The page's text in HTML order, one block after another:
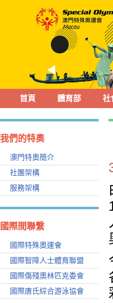
首頁 體育部 社
我們的特奧
澳門特奧簡介
社團架構
服務架構
國際間聯繫
國際特殊奧運會
國際智障人士體育聯盟
國際傷殘奧林匹克委會
國際唐氏綜合游泳協會